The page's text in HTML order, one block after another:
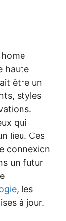
haute
être un
styles
qui
lieu. Ces
connexion
un futur
, les
à jour.